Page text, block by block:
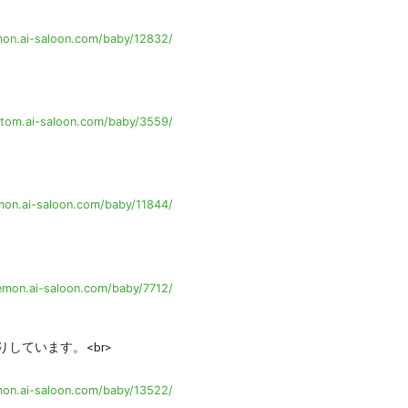
saloon.com/baby/12832/
saloon.com/baby/3559/
saloon.com/baby/11844/
saloon.com/baby/7712/
しています。<br>
saloon.com/baby/13522/